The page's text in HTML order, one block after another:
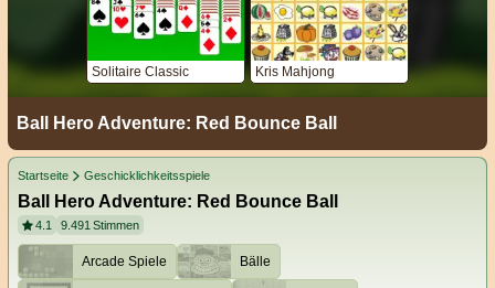
Solitaire Classic Kris Mahjong
Ball Hero Adventure: Red Bounce Ball
Startseite Geschicklichkeitsspiele
Ball Hero Adventure: Red Bounce Ball
4.1 9.491 Stimmen
Arcade Spiele Bälle